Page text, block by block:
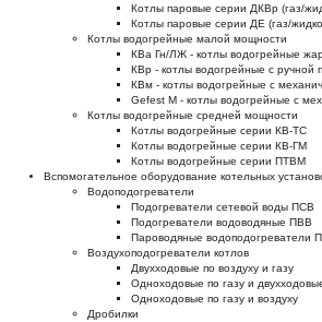
Котлы паровые серии ДКВр (газ/
Котлы паровые серии ДЕ (газ/
Котлы водогрейные малой мощности
КВа Гн/ЛЖ - котлы водогрейные
КВр - котлы водогрейные с ручной
КВм - котлы водогрейные с
Gefest M - котлы водогрейные с
Котлы водогрейные средней мощности
Котлы водогрейные серии КВ-ТС
Котлы водогрейные серии КВ-ГМ
Котлы водогрейные серии ПТВМ
Вспомогательное оборудование котельных
Водоподогреватели
Подогреватели сетевой воды ПСВ
Подогреватели водоводяные ПВВ
Пароводяные водоподогреватели
Воздухоподогреватели котлов
Двухходовые по воздуху и газу
Одноходовые по газу и
Одноходовые по газу и воздуху
Дробилки